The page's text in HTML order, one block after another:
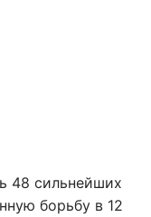
48 сильнейших
борьбу в 12